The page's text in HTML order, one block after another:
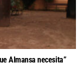
Almansa necesita”